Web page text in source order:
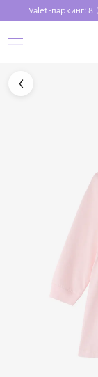
Valet-паркинг:
Установите